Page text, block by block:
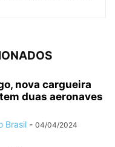
nova cargueira
duas aeronaves
Brasil - 04/04/2024